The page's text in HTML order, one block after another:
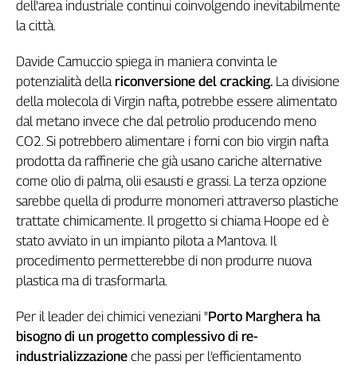
dell'area industriale continui coinvolgendo inevitabilmente
la città.
Davide Camuccio spiega in maniera convinta le
potenzialità della riconversione del cracking. La divisione
della molecola di Virgin nafta, potrebbe essere alimentato
dal metano invece che dal petrolio producendo meno
CO2. Si potrebbero alimentare i forni con bio virgin nafta
prodotta da raffinerie che già usano cariche alternative
come olio di palma, olii esausti e grassi. La terza opzione
sarebbe quella di produrre monomeri attraverso plastiche
trattate chimicamente. Il progetto si chiama Hoope ed è
stato avviato in un impianto pilota a Mantova. Il
procedimento permetterebbe di non produrre nuova
plastica ma di trasformarla.
Per il leader dei chimici veneziani "Porto Marghera ha
bisogno di un progetto complessivo di re-
industrializzazione che passi per l’efficientamento